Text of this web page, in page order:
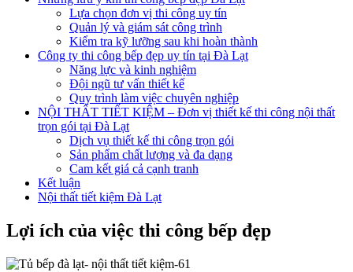
Lựa chọn đơn vị thi công uy tín
Quản lý và giám sát công trình
Kiểm tra kỹ lưỡng sau khi hoàn thành
Công ty thi công bếp đẹp uy tín tại Đà Lạt
Năng lực và kinh nghiệm
Đội ngũ tư vấn thiết kế
Quy trình làm việc chuyên nghiệp
NỘI THẤT TIẾT KIỆM – Đơn vị thiết kế thi công nội thất
trọn gói tại Đà Lạt
Dịch vụ thiết kế thi công trọn gói
Sản phẩm chất lượng và đa dạng
Cam kết giá cả cạnh tranh
Kết luận
Nội thất tiết kiệm Đà Lạt
Lợi ích của việc thi công bếp đẹp